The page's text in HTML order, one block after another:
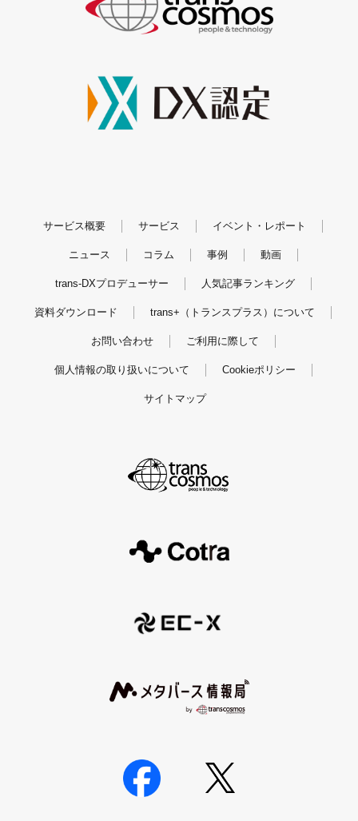
サービス概要 サービス イベント・レポート
ニュース コラム 事例 動画
trans-DXプロデューサー 人気記事ランキング
資料ダウンロード trans+（トランスプラス）について
お問い合わせ ご利用に際して
個人情報の取り扱いについて Cookieポリシー
サイトマップ